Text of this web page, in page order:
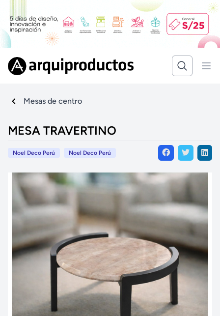
Mesas de centro
MESA TRAVERTINO
Noel Deco Perú Noel Deco Perú